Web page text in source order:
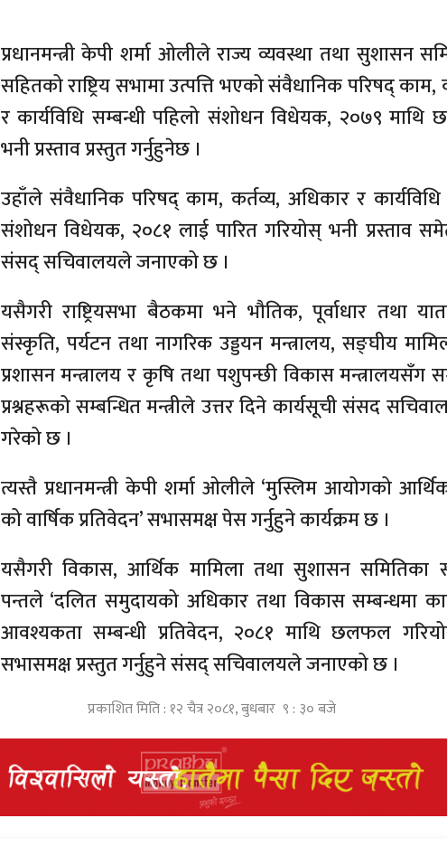
प्रधानमन्त्री केपी शर्मा ओलीले राज्य व्यवस्था तथा सुशासन
सहितको राष्ट्रिय सभामा उत्पत्ति भएको संवैधानिक परिषद्
र कार्यविधि सम्बन्धी पहिलो संशोधन विधेयक, २०७९
भनी प्रस्ताव प्रस्तुत गर्नुहुनेछ ।
उहाँले संवैधानिक परिषद् काम, कर्तव्य, अधिकार र कार्यविधि
संशोधन विधेयक, २०८१ लाई पारित गरियोस् भनी प्रस्ताव
संसद् सचिवालयले जनाएको छ ।
यसैगरी राष्ट्रियसभा बैठकमा भने भौतिक, पूर्वाधार तथा
संस्कृति, पर्यटन तथा नागरिक उड्डयन मन्त्रालय, सङ्घीय
प्रशासन मन्त्रालय र कृषि तथा पशुपन्छी विकास मन्त्रालयसँग
प्रश्नहरूको सम्बन्धित मन्त्रीले उत्तर दिने कार्यसूची संसद
गरेको छ ।
त्यस्तै प्रधानमन्त्री केपी शर्मा ओलीले ‘मुस्लिम आयोगको
को वार्षिक प्रतिवेदन’ सभासमक्ष पेस गर्नुहुने कार्यक्रम छ ।
यसैगरी विकास, आर्थिक मामिला तथा सुशासन समितिका
पन्तले ‘दलित समुदायको अधिकार तथा विकास सम्बन्धमा
आवश्यकता सम्बन्धी प्रतिवेदन, २०८१ माथि छलफल
सभासमक्ष प्रस्तुत गर्नुहुने संसद् सचिवालयले जनाएको छ ।
प्रकाशित मिति : १२ चैत्र २०८१, बुधबार ९ : ३० बजे